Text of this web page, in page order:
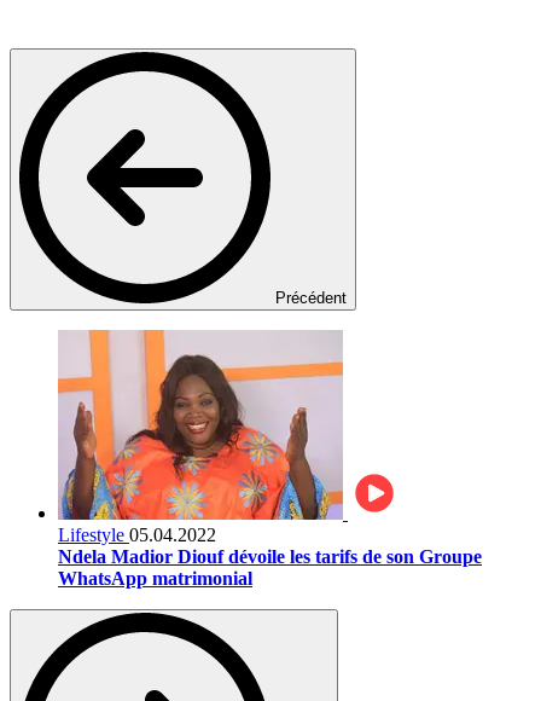
Précédent
Lifestyle 05.04.2022
Ndela Madior Diouf dévoile les tarifs de son Groupe
WhatsApp matrimonial